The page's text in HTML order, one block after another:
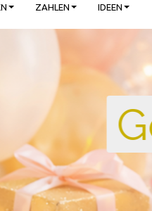
ZAHLEN IDEEN
Ballons